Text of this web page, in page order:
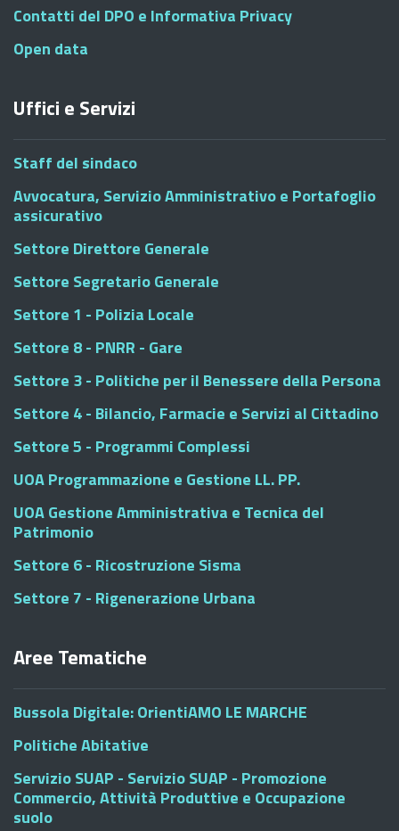
Contatti del DPO e Informativa Privacy
Open data
Uffici e Servizi
Staff del sindaco
Avvocatura, Servizio Amministrativo e Portafoglio
assicurativo
Settore Direttore Generale
Settore Segretario Generale
Settore 1 - Polizia Locale
Settore 8 - PNRR - Gare
Settore 3 - Politiche per il Benessere della Persona
Settore 4 - Bilancio, Farmacie e Servizi al Cittadino
Settore 5 - Programmi Complessi
UOA Programmazione e Gestione LL. PP.
UOA Gestione Amministrativa e Tecnica del
Patrimonio
Settore 6 - Ricostruzione Sisma
Settore 7 - Rigenerazione Urbana
Aree Tematiche
Bussola Digitale: OrientiAMO LE MARCHE
Politiche Abitative
Servizio SUAP - Servizio SUAP - Promozione
Commercio, Attività Produttive e Occupazione
suolo